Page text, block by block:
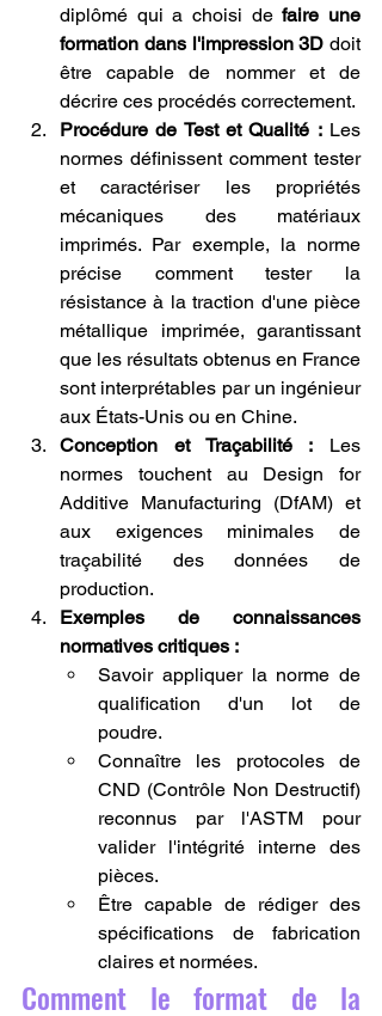
diplômé qui a choisi de faire une
formation dans l'impression 3D doit
être capable de nommer et de
décrire ces procédés correctement.
Procédure de Test et Qualité : Les
normes définissent comment tester
et caractériser les propriétés
mécaniques des matériaux
imprimés. Par exemple, la norme
précise comment tester la
résistance à la traction d'une pièce
métallique imprimée, garantissant
que les résultats obtenus en France
sont interprétables par un ingénieur
aux États-Unis ou en Chine.
Conception et Traçabilité : Les
normes touchent au Design for
Additive Manufacturing (DfAM) et
aux exigences minimales de
traçabilité des données de
production.
Exemples de connaissances
normatives critiques :
Savoir appliquer la norme de
qualification d'un lot de
poudre.
Connaître les protocoles de
CND (Contrôle Non Destructif)
reconnus par l'ASTM pour
valider l'intégrité interne des
pièces.
Être capable de rédiger des
spécifications de fabrication
claires et normées.